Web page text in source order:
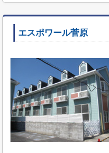
エスポワール菅原